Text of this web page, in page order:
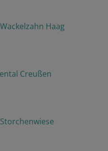
Haag
Creußen